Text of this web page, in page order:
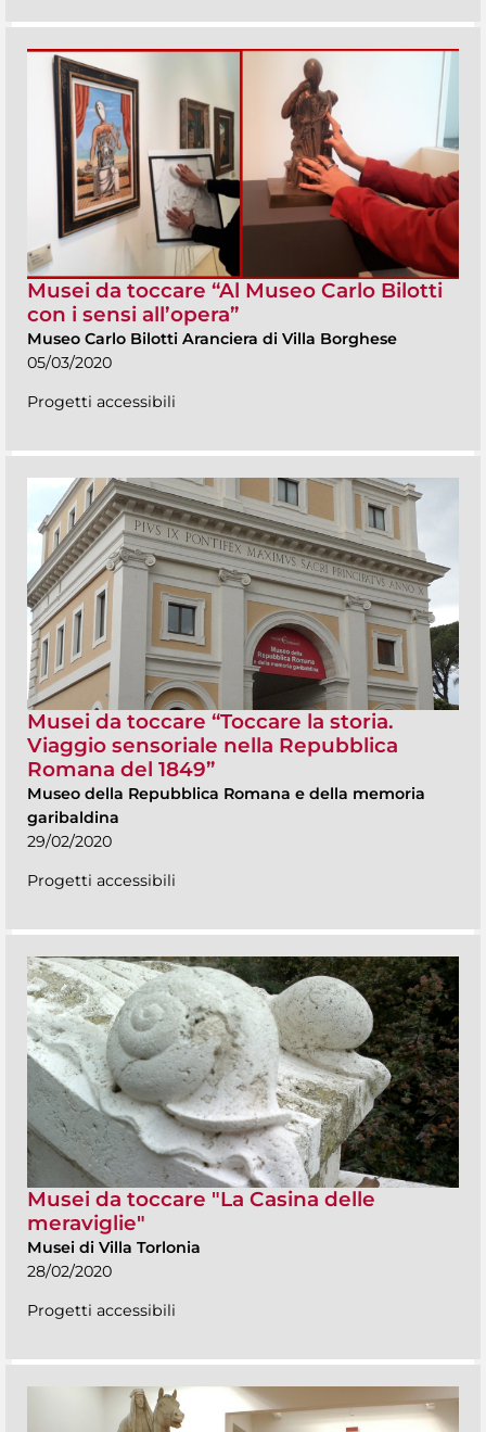
Musei da toccare “Al Museo Carlo Bilotti
con i sensi all’opera”
Museo Carlo Bilotti Aranciera di Villa Borghese
05/03/2020
Progetti accessibili
Musei da toccare “Toccare la storia.
Viaggio sensoriale nella Repubblica
Romana del 1849”
Museo della Repubblica Romana e della memoria
garibaldina
29/02/2020
Progetti accessibili
Musei da toccare "La Casina delle
meraviglie"
Musei di Villa Torlonia
28/02/2020
Progetti accessibili